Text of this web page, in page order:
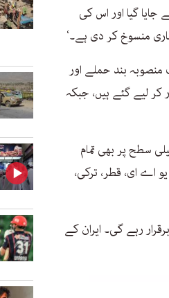
جایا گیا اور اس کی
منسوخ کر دی ہے۔‘
بند حملے اور
کر لیے گئے ہیں، جبکہ
سطح پر بھی تمام
اے ای، قطر، ترکی،
رہے گی۔ ایران کے